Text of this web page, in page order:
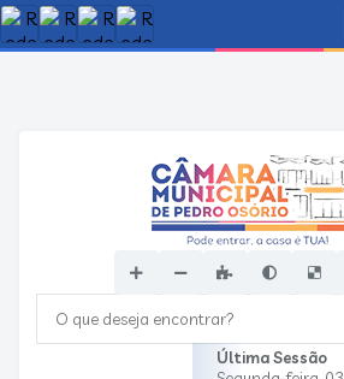
O que deseja encontrar?
Última Sessão